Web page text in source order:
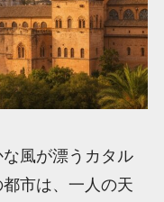
風が漂うカタル
市は、一人の天